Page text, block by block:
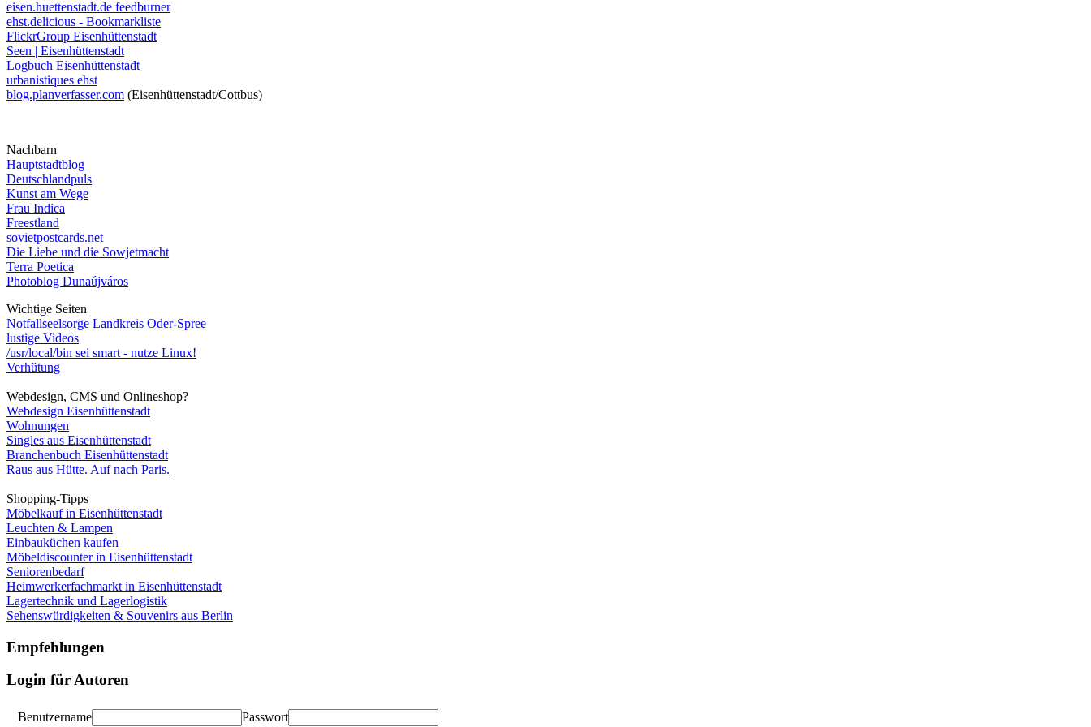
eisen.huettenstadt.de feedburner
ehst.delicious - Bookmarkliste
FlickrGroup Eisenhüttenstadt
Seen | Eisenhüttenstadt
Logbuch Eisenhüttenstadt
urbanistiques ehst
blog.planverfasser.com (Eisenhüttenstadt/Cottbus)
Nachbarn
Hauptstadtblog
Deutschlandpuls
Kunst am Wege
Frau Indica
Freestland
sovietpostcards.net
Die Liebe und die Sowjetmacht
Terra Poetica
Photoblog Dunaújváros
Wichtige Seiten
Notfallseelsorge Landkreis Oder-Spree
lustige Videos
/usr/local/bin sei smart - nutze Linux!
Verhütung
Webdesign, CMS und Onlineshop?
Webdesign Eisenhüttenstadt
Wohnungen
Singles aus Eisenhüttenstadt
Branchenbuch Eisenhüttenstadt
Raus aus Hütte. Auf nach Paris.
Shopping-Tipps
Möbelkauf in Eisenhüttenstadt
Leuchten & Lampen
Einbauküchen kaufen
Möbeldiscounter in Eisenhüttenstadt
Seniorenbedarf
Heimwerkerfachmarkt in Eisenhüttenstadt
Lagertechnik und Lagerlogistik
Sehenswürdigkeiten & Souvenirs aus Berlin
Empfehlungen
Login für Autoren
Benutzername Passwort